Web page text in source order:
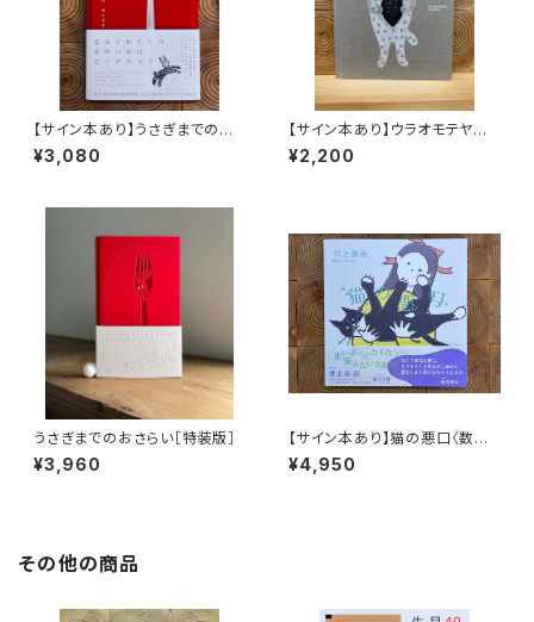
【サイン本あり】うさぎまでのお
さらい［通常版］
¥3,080
【サイン本あり】ウラオモテヤマ
ネコ
¥2,200
うさぎまでのおさらい［特装版］
¥3,960
【サイン本あり】猫の悪口〈数量
限定・オリジナルトート付き〉
¥4,950
その他の商品